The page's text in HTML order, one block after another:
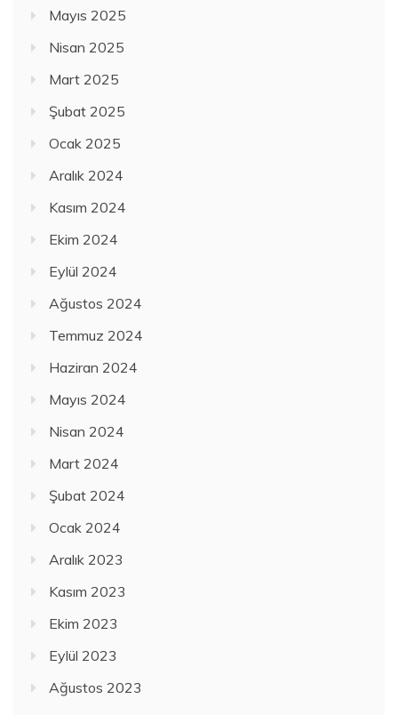
Mayıs 2025
Nisan 2025
Mart 2025
Şubat 2025
Ocak 2025
Aralık 2024
Kasım 2024
Ekim 2024
Eylül 2024
Ağustos 2024
Temmuz 2024
Haziran 2024
Mayıs 2024
Nisan 2024
Mart 2024
Şubat 2024
Ocak 2024
Aralık 2023
Kasım 2023
Ekim 2023
Eylül 2023
Ağustos 2023